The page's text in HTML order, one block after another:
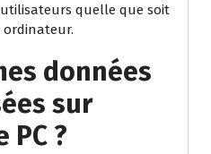
quelle que soit
données
sur
PC ?